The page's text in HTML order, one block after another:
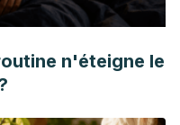
administration of
Children, (WISC-V).
n'éteigne le